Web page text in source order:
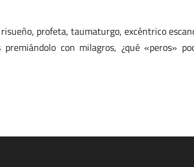
profeta, taumaturgo, excéntrico
con milagros, ¿qué «peros»